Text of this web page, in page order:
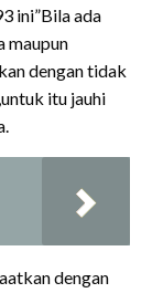
ini”Bila ada
maupun
dengan tidak
itu jauhi
dengan